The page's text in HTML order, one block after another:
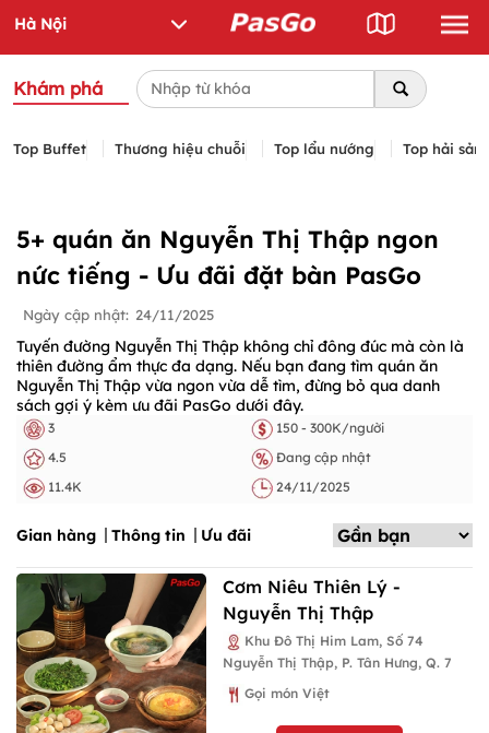
Khám phá
Top Buffet Thương hiệu chuỗi Top lẩu nướng Top hải sản
5+ quán ăn Nguyễn Thị Thập ngon
nức tiếng - Ưu đãi đặt bàn PasGo
Ngày cập nhật: 24/11/2025
Tuyến đường Nguyễn Thị Thập không chỉ đông đúc mà còn là
thiên đường ẩm thực đa dạng. Nếu bạn đang tìm quán ăn
Nguyễn Thị Thập vừa ngon vừa dễ tìm, đừng bỏ qua danh
sách gợi ý kèm ưu đãi PasGo dưới đây.
3
150 - 300K/người
4.5
Đang cập nhật
11.4K
24/11/2025
Gian hàng Thông tin Ưu đãi
Cơm Niêu Thiên Lý -
Nguyễn Thị Thập
Khu Đô Thị Him Lam, Số 74
Nguyễn Thị Thập, P. Tân Hưng, Q. 7
Gọi món Việt